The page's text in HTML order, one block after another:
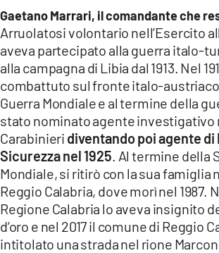
Gaetano Marrari, il comandante che
Arruolatosi volontario nell’Esercito
aveva partecipato alla guerra italo-
alla campagna di Libia dal 1913. Nel
combattuto sul fronte italo-
Guerra Mondiale e al termine della
stato nominato agente investigativo
Carabinieri diventando poi agente di
Sicurezza nel 1925 . Al termine della
Mondiale, si ritirò con la sua famiglia
Reggio Calabria, dove morì nel 1987.
Regione Calabria lo aveva insignito
d’oro e nel 2017 il comune di Reggio
intitolato una strada nel rione